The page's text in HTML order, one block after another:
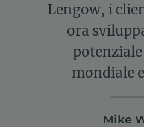
Lengow, i
ora
mondiale
Mike